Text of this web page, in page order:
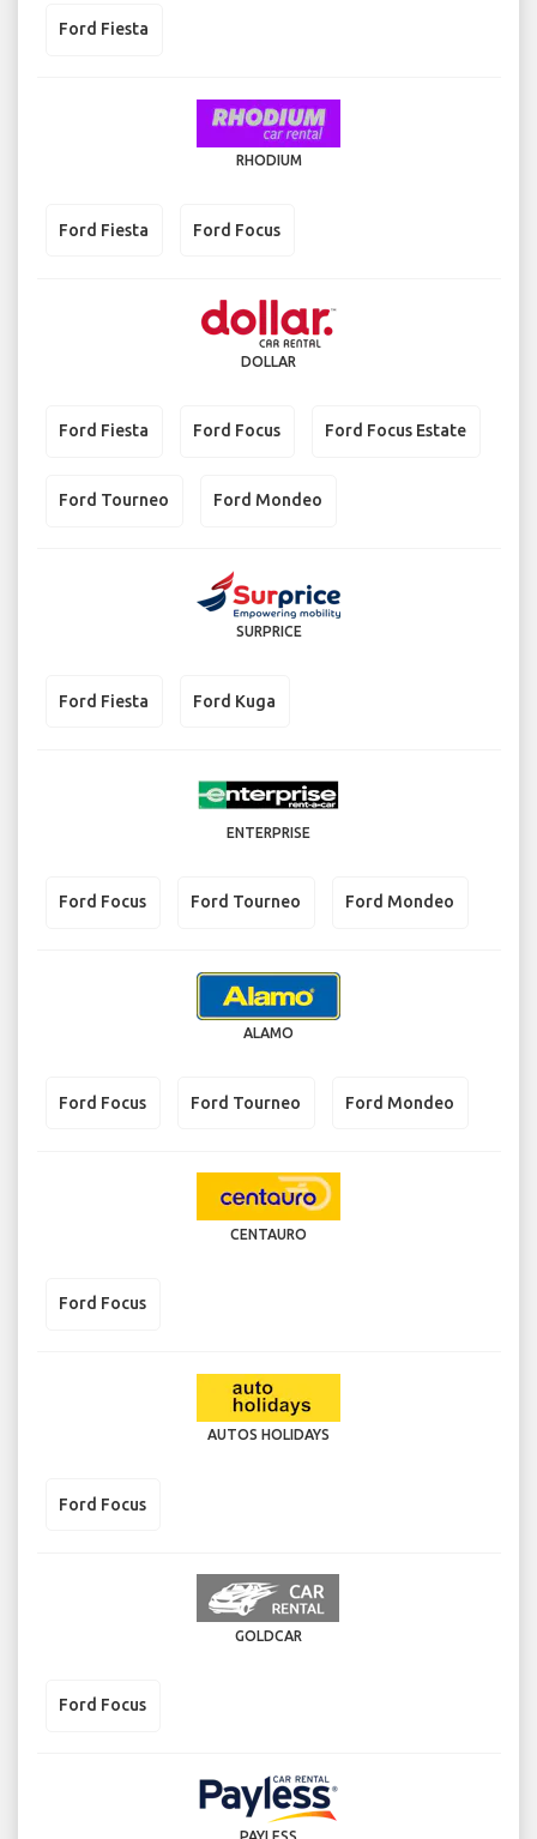
Ford Fiesta
RHODIUM
Ford Fiesta Ford Focus
DOLLAR
Ford Fiesta Ford Focus Ford Focus Estate
Ford Tourneo Ford Mondeo
SURPRICE
Ford Fiesta Ford Kuga
ENTERPRISE
Ford Focus Ford Tourneo Ford Mondeo
ALAMO
Ford Focus Ford Tourneo Ford Mondeo
CENTAURO
Ford Focus
AUTOS HOLIDAYS
Ford Focus
GOLDCAR
Ford Focus